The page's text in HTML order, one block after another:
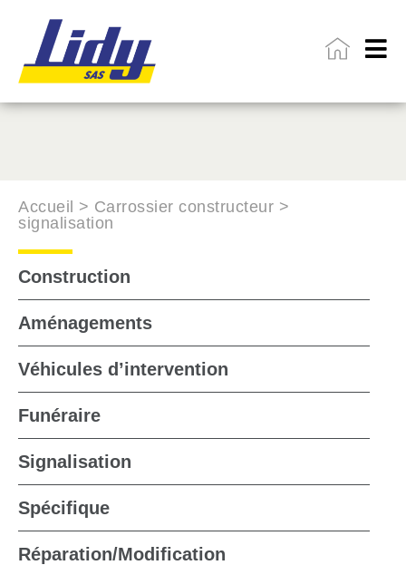
Accueil > Carrossier constructeur >
signalisation
Construction
Aménagements
Véhicules d’intervention
Funéraire
Signalisation
Spécifique
Réparation/Modification